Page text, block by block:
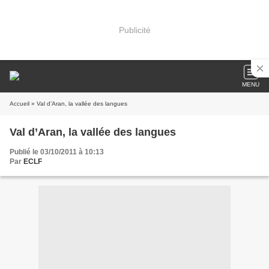
Publicité
MENU
Accueil » Val d’Aran, la vallée des langues
Val d’Aran, la vallée des langues
Publié le 03/10/2011 à 10:13
Par ECLF